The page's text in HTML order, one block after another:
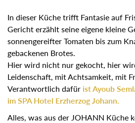
In dieser Küche trifft Fantasie auf
Gericht erzählt seine eigene kleine
sonnengereifter Tomaten bis zum
gebackenen Brotes.
Hier wird nicht nur gekocht, hier
Leidenschaft, mit Achtsamkeit, mit
Verantwortlich dafür ist Ayoub
im SPA Hotel Erzherzog Johann.
Alles, was aus der JOHANN Küche